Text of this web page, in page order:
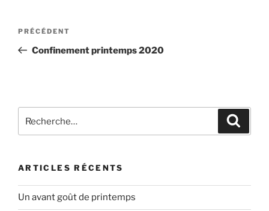
Navigation
l’article
Article
précédent
PRÉCÉDENT
Confinement printemps 2020
pour
ARTICLES RÉCENTS
Un avant goût de printemps